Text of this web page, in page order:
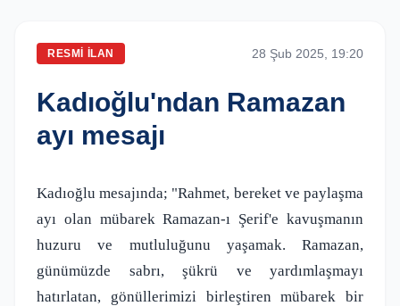
RESMI İLAN 28 Şub 2025, 19:20
Kadıoğlu'ndan Ramazan
ayı mesajı
Kadıoğlu mesajında; "Rahmet, bereket ve paylaşma
ayı olan mübarek Ramazan-ı Şerif'e kavuşmanın
huzuru ve mutluluğunu yaşamak. Ramazan,
günümüzde sabrı, şükrü ve yardımlaşmayı
hatırlatan, gönüllerimizi birleştiren mübarek bir